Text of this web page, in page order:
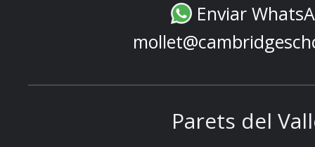
Enviar
Parets del